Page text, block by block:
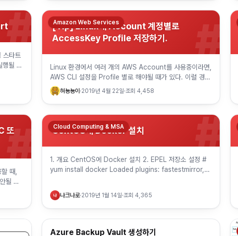
#
스타트
될 때
[Tip] Linux에 Account 계정별로
AccessKey Profile 저장하기.
#
Amazon Web Services
Linux 환경에서 여러 개의 AWS Account를 사용중이라면,
AWS CLI 설정을 Profile 별로 해야될 때가 있다. 이럴 경
우, --profile 옵션으로 Profile 별로 관리할 수…
혀뇽뇽이·2019년 4월 22일·조회 4,458
또
#
때,
될 때
는데
CentOS에 Docker 설치 #
Cloud Computing & MSA
1. 개요 CentOS에 Docker 설치 2. EPEL 저장소 설정 #
yum install docker Loaded plugins: fastestmirror,
나 나크나로·2019년 1월 14일·조회 4,365
Cloud Computing & MSA
Azure Backup Vault 생성하기